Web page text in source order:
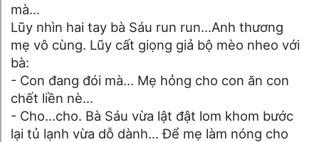
mà...
Lũy nhìn hai tay bà Sáu run run...Anh thương
mẹ vô cùng. Lũy cất giọng giả bộ mèo nheo với
bà:
- Con đang đói mà... Mẹ hỏng cho con ăn con
chết liền nè...
- Cho...cho. Bà Sáu vừa lật đật lom khom bước
lại tủ lạnh vừa dỗ dành... Để mẹ làm nóng cho